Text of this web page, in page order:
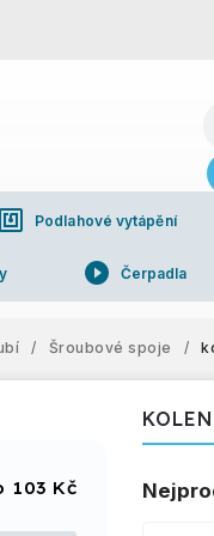
nfc Podlahové vytápění
play_circle_filled Čerpadla
/ Šroubové spoje /
103 Kč